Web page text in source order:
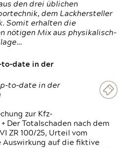
den drei üblichen
dem Lackhersteller
Somit erhalten die
nötigen Mix aus physikalisch-
to-date in der
to-date in der
zur Kfz-
Der Totalschaden nach dem
ZR 100/25, Urteil vom
Auswirkung auf die fiktive